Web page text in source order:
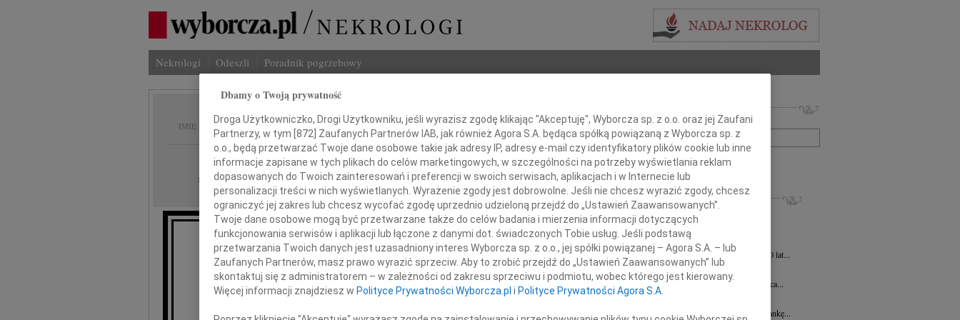
Nekrologi Odeszli Poradnik pogrzebowy
IMIĘ I NAZWISKO: Konrad Chyl
REGION: Lublin
DATA EMISJI: 10.10.2013
Serdeczne podziękowanie
Prezydentowi Miasta Lublin Krzysztofowi Żukowi
i Przewodniczącemu Rady Miasta Lublin Piotrowi Kowalczykowi
za złożone kondolencje, kwiaty oraz udział w pogrzebie
Imię i nazwisko lub numer ogłoszenia:
+ szukanie zaawansowane
INNE NEKROLOGI
Andrzej Szostek27.07.2026 Lublin
W dniu 21 lipca 2026 r. zmarł Śp. ks. prof....
Andrzej Szostek 27.07.2026
W dniu 21 lipca 2026 roku zmarł w wieku 80 lat...
Anna Elżbieta Wstawska
W dniu 24 czerwca 2026 roku mija 1. rocznica...
Joanna Magdalena Milart
Z głębokim smutkiem żegnamy naszą Koleżankę...
Dbamy o Twoją prywatność
Droga Użytkowniczko, Drogi Użytkowniku, jeśli wyrazisz zgodę klikając "Akceptuję", Wyborcza sp. z o.o. oraz jej Zaufani
Partnerzy, w tym [872] Zaufanych Partnerów IAB, jak również Agora S.A. będąca spółką powiązaną z Wyborcza sp. z
o.o., będą przetwarzać Twoje dane osobowe takie jak adresy IP, adresy e-mail czy identyfikatory plików cookie lub inne
informacje zapisane w tych plikach do celów marketingowych, w szczególności na potrzeby wyświetlania reklam
dopasowanych do Twoich zainteresowań i preferencji w swoich serwisach, aplikacjach i w Internecie lub
personalizacji treści w nich wyświetlanych. Wyrażenie zgody jest dobrowolne. Jeśli nie chcesz wyrazić zgody, chcesz
ograniczyć jej zakres lub chcesz wycofać zgodę uprzednio udzieloną przejdź do „Ustawień Zaawansowanych”.
Twoje dane osobowe mogą być przetwarzane także do celów badania i mierzenia informacji dotyczących
funkcjonowania serwisów i aplikacji lub łączone z danymi dot. świadczonych Tobie usług. Jeśli podstawą
przetwarzania Twoich danych jest uzasadniony interes Wyborcza sp. z o.o., jej spółki powiązanej – Agora S.A. – lub
Zaufanych Partnerów, masz prawo wyrazić sprzeciw. Aby to zrobić przejdź do „Ustawień Zaawansowanych” lub
skontaktuj się z administratorem – w zależności od zakresu sprzeciwu i podmiotu, wobec którego jest kierowany.
Więcej informacji znajdziesz w Polityce Prywatności Wyborcza.pl i Polityce Prywatności Agora S.A.